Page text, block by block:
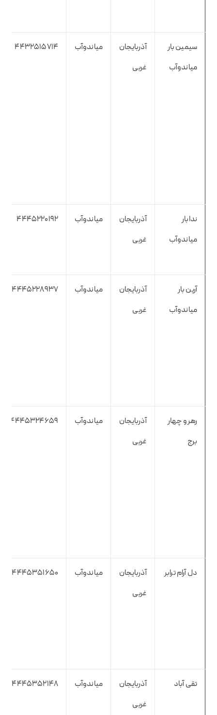
سیمین بار
میاندوآب
آذربایجان
غربی
میاندوآب 4432515714
ندابار
میاندوآب
آذربایجان
غربی
میاندوآب 4445220192
آرین بار
میاندوآب
آذربایجان
غربی
میاندوآب 4445228937
رهرو چهار
برج
آذربایجان
غربی
میاندوآب 4445324659
دل آرام ترابر
آذربایجان
غربی
میاندوآب 4445351650
تقی آباد
آذربایجان
غربی
میاندوآب 4445352148